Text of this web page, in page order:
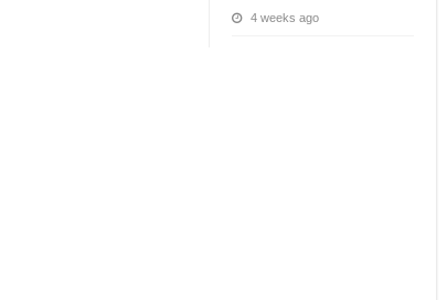
4 weeks ago